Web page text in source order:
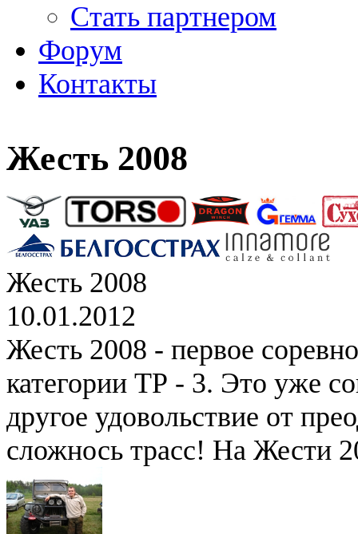
Стать партнером
Форум
Контакты
Жесть 2008
Жесть 2008
10.01.2012
Жесть 2008 - первое
категории ТР - 3. Это уже
другое удовольствие от
сложнось трасс! На Жести